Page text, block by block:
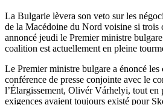
La Bulgarie lèvera son veto sur les
de la Macédoine du Nord voisine si trois
annoncé jeudi le Premier ministre
coalition est actuellement en pleine
Le Premier ministre bulgare a énoncé les
conférence de presse conjointe avec le
l’Élargissement, Olivér Várhelyi, tout en
exigences avaient toujours existé pour